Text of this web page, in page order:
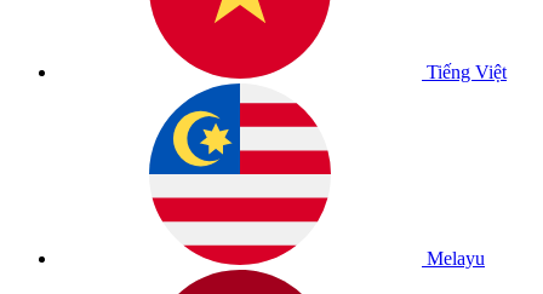
Tiếng Việt
Melayu